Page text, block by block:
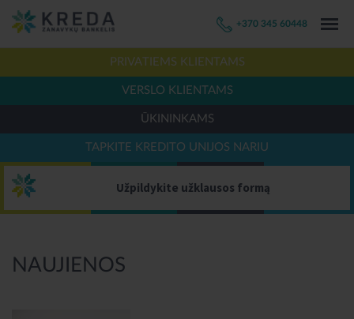
+370 345 60448
PRIVATIEMS KLIENTAMS
VERSLO KLIENTAMS
ŪKININKAMS
TAPKITE KREDITO UNIJOS NARIU
Užpildykite užklausos formą
NAUJIENOS